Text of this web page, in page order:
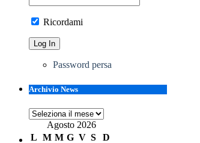
Ricordami
Password persa
Archivio News
Archivio
NewsAgosto 2026
L M M G V S
D